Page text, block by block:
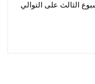
الثالث على التوالي